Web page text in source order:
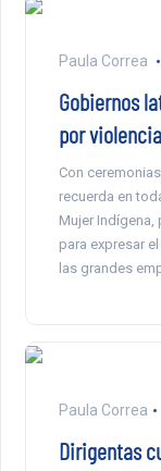
Paula Correa
Gobiernos
por
Con
recuerda en
Mujer
para expresar
las grandes
Paula Correa
Dirigentas